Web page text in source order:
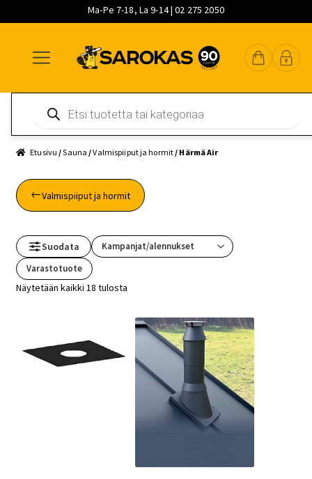
Ma-Pe 7-18, La 9-14 | 02 275 2050
navigointiin
sisältöön
pääsisältöön
search
Etusivu /Sauna /Valmispiiput ja hormit / Härmä Air
Valmispiiput ja hormit
Suodata
Varastotuote
Näytetään kaikki 18 tulosta